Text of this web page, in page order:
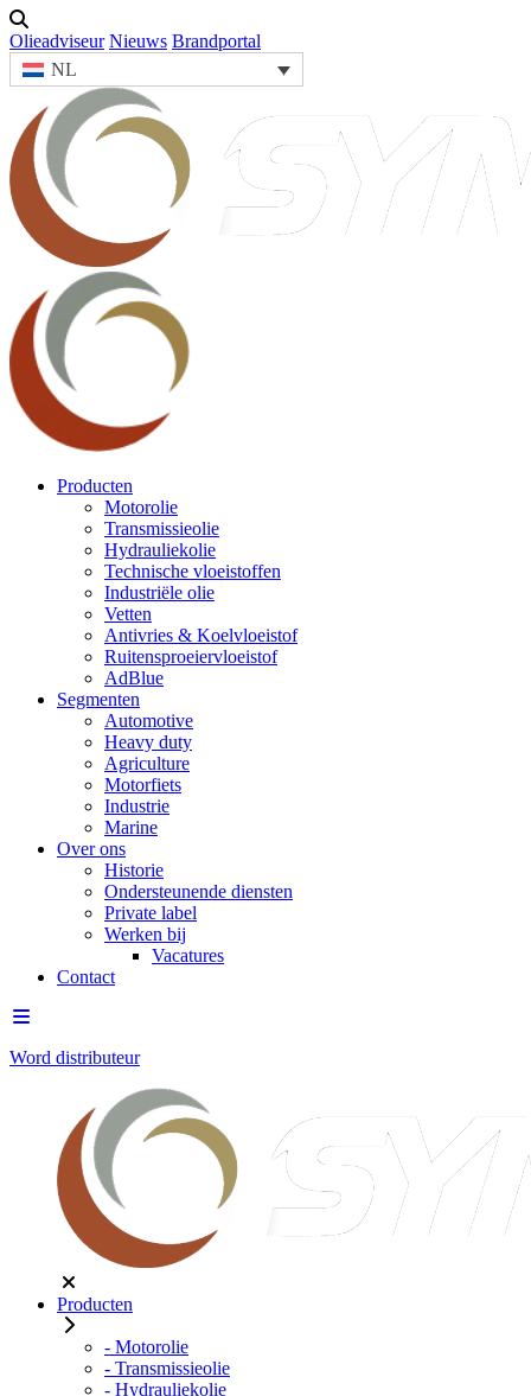
Olieadviseur Nieuws Brandportal
NL
Producten
Motorolie
Transmissieolie
Hydrauliekolie
Technische vloeistoffen
Industriële olie
Vetten
Antivries & Koelvloeistof
Ruitensproeiervloeistof
AdBlue
Segmenten
Automotive
Heavy duty
Agriculture
Motorfiets
Industrie
Marine
Over ons
Historie
Ondersteunende diensten
Private label
Werken bij
Vacatures
Contact
Word distributeur
Producten
- Motorolie
- Transmissieolie
- Hydrauliekolie